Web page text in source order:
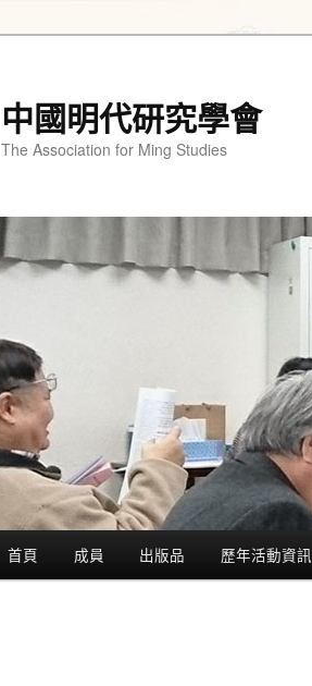
中國明代研究學會
The Association for Ming Studies
首頁 成員 出版品 歷年活動資訊